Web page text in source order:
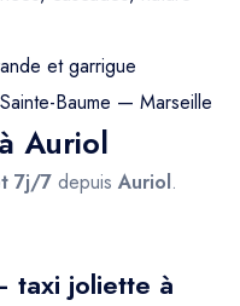
et garrigue
Baume — Marseille
Auriol
7j/7 depuis Auriol.
taxi joliette à